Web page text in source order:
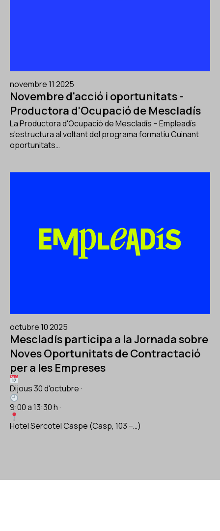
novembre 11 2025
Novembre d'acció i oportunitats -
Productora d'Ocupació de Mescladís
La Productora d'Ocupació de Mescladís – Empleadís
s'estructura al voltant del programa formatiu Cuinant
oportunitats…
octubre 10 2025
Mescladís participa a la Jornada sobre
Noves Oportunitats de Contractació
per a les Empreses
Dijous 30 d'octubre ·
9:00 a 13:30 h ·
Hotel Sercotel Caspe (Casp, 103 –…)